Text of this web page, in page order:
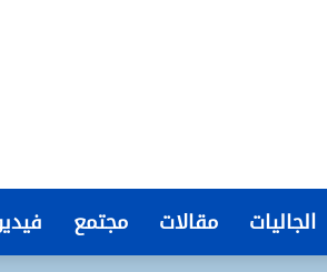
الجاليات مقالات مجتمع